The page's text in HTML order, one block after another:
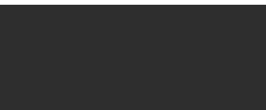
phối đồ với túi đeo vai
phối đồ với áo giữ nhiệt nữ